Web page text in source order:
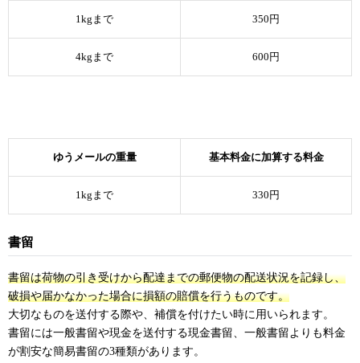
1kgまで 350円
4kgまで 600円
ゆうメールの重量 基本料金に加算する料金
1kgまで 330円
書留
書留は荷物の引き受けから配達までの郵便物の配送状況を記録し、
破損や届かなかった場合に損額の賠償を行うものです。
大切なものを送付する際や、補償を付けたい時に用いられます。
書留には一般書留や現金を送付する現金書留、一般書留よりも料金
が割安な簡易書留の3種類があります。